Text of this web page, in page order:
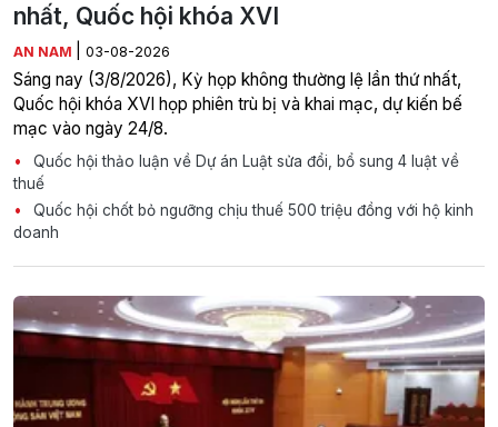
nhất, Quốc hội khóa XVI
AN NAM 03-08-2026
Sáng nay (3/8/2026), Kỳ họp không thường lệ lần thứ nhất,
Quốc hội khóa XVI họp phiên trù bị và khai mạc, dự kiến bế
mạc vào ngày 24/8.
Quốc hội thảo luận về Dự án Luật sửa đổi, bổ sung 4 luật về
thuế
Quốc hội chốt bỏ ngưỡng chịu thuế 500 triệu đồng với hộ kinh
doanh